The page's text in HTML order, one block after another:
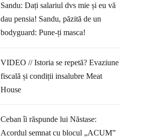
Sandu: Dați salariul dvs mie și eu vă
dau pensia! Sandu, păzită de un
bodyguard: Pune-ți masca!
VIDEO // Istoria se repetă? Evaziune
fiscală și condiții insalubre Meat
House
Ceban îi răspunde lui Năstase:
Acordul semnat cu blocul „ACUM”